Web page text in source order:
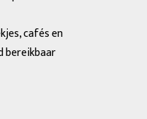
cafés en
bereikbaar